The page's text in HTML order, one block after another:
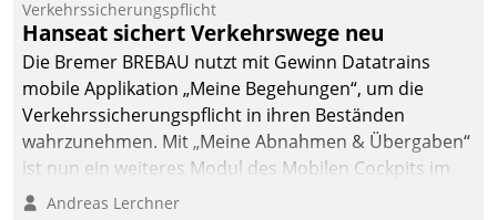
Datatrain. Die meravis
Wohnungsbau- und
Immobilien GmbH hat
sich dabei für den Betrieb
der Lösung über die SAP
Cloud Platform
entschieden - als erstes
Unternehmen am
Verkehrssicherungspflicht
Hanseat sichert Verkehrswege neu
Die Bremer BREBAU nutzt mit Gewinn Datatrains
mobile Applikation „Meine Begehungen“, um die
Verkehrssicherungspflicht in ihren Beständen
wahrzunehmen. Mit „Meine Abnahmen & Übergaben“
ist nun ein weiteres Modul des Mobilen Cockpits im
Einsatz.
Andreas Lerchner